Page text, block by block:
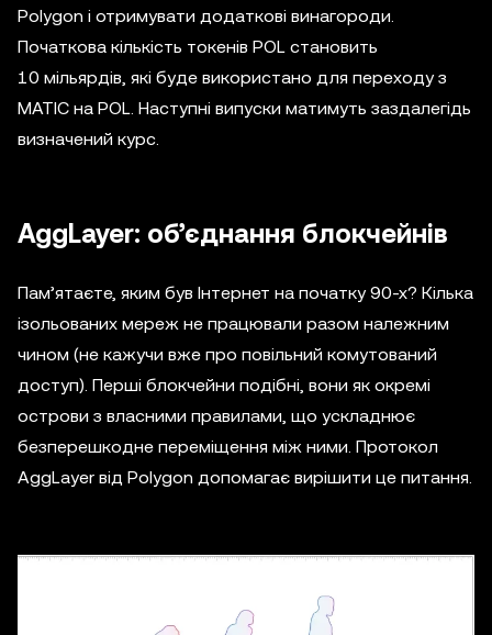
Polygon і отримувати додаткові винагороди.
Початкова кількість токенів POL становить
10 мільярдів, які буде використано для переходу з
MATIC на POL. Наступні випуски матимуть заздалегідь
визначений курс.
AggLayer: об’єднання блокчейнів
Пам’ятаєте, яким був Інтернет на початку 90-х? Кілька
ізольованих мереж не працювали разом належним
чином (не кажучи вже про повільний комутований
доступ). Перші блокчейни подібні, вони як окремі
острови з власними правилами, що ускладнює
безперешкодне переміщення між ними. Протокол
AggLayer від Polygon допомагає вирішити це питання.